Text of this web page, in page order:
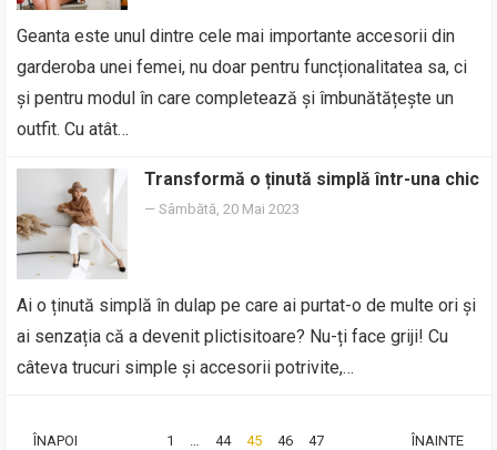
Geanta este unul dintre cele mai importante accesorii din
garderoba unei femei, nu doar pentru funcționalitatea sa, ci
și pentru modul în care completează și îmbunătățește un
outfit. Cu atât…
Transformă o ținută simplă într-una chic
—Sâmbătă, 20 Mai 2023
Ai o ținută simplă în dulap pe care ai purtat-o de multe ori și
ai senzația că a devenit plictisitoare? Nu-ți face griji! Cu
câteva trucuri simple și accesorii potrivite,…
PAGINAȚIE
ÎNAPOI 1 … 44 45 46 47 ÎNAINTE